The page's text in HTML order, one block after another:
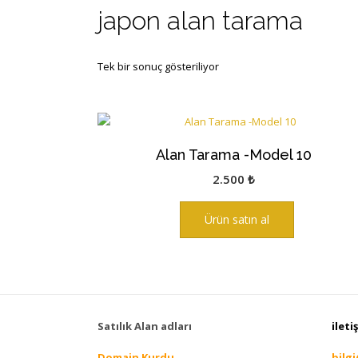
japon alan tarama
Tek bir sonuç gösteriliyor
Alan Tarama -Model 10
2.500₺
Ürün satın al
Satılık Alan adları